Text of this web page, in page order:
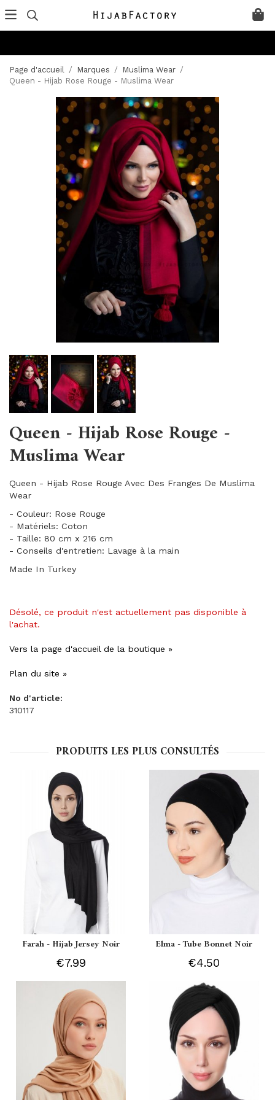
Page d'accueil / Marques / Muslima Wear /
Queen - Hijab Rose Rouge - Muslima Wear
Queen - Hijab Rose Rouge -
Muslima Wear
Queen - Hijab Rose Rouge Avec Des Franges De Muslima
Wear
- Couleur: Rose Rouge
- Matériels: Coton
- Taille: 80 cm x 216 cm
- Conseils d'entretien: Lavage à la main
Made In Turkey
Désolé, ce produit n'est actuellement pas disponible à
l'achat.
Vers la page d'accueil de la boutique »
Plan du site »
No d'article:
310117
PRODUITS LES PLUS CONSULTÉS
Farah - Hijab Jersey Noir
€7.99
Elma - Tube Bonnet Noir
€4.50